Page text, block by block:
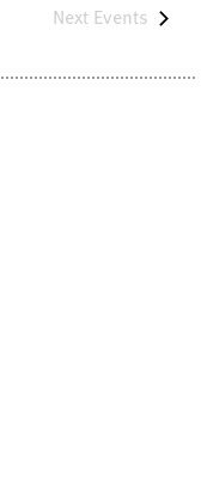
Next Events